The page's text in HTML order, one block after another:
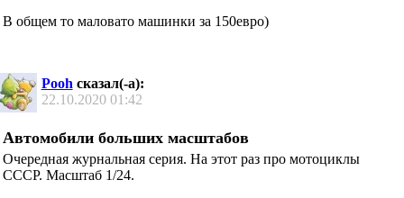
В общем то маловато машинки за 150евро)
Pooh сказал(-а):
22.10.2020 01:42
Автомобили больших масштабов
Очередная журнальная серия. На этот раз про мотоциклы
СССР. Масштаб 1/24.